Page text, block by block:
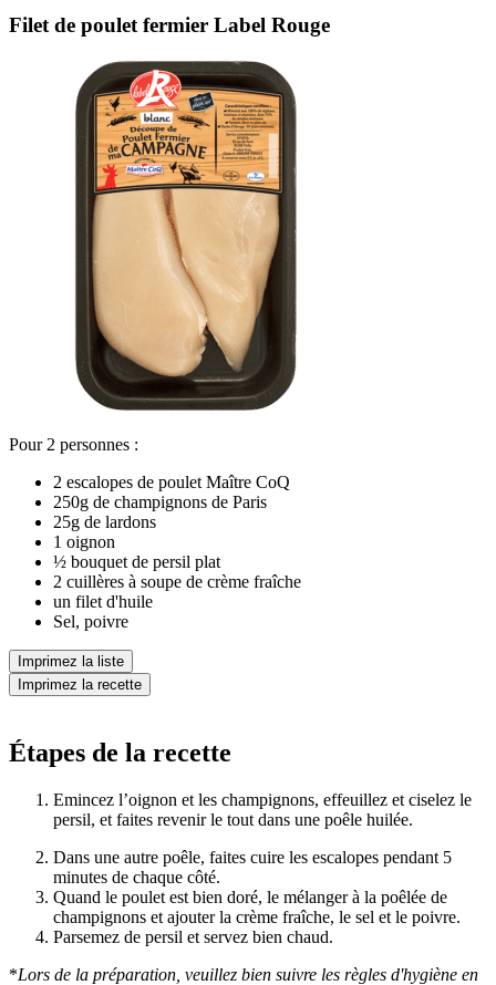
Filet de poulet fermier Label Rouge
Pour 2 personnes :
2 escalopes de poulet Maître CoQ
250g de champignons de Paris
25g de lardons
1 oignon
½ bouquet de persil plat
2 cuillères à soupe de crème fraîche
un filet d'huile
Sel, poivre
Imprimez la liste
Imprimez la recette
Étapes de la recette
Emincez l’oignon et les champignons, effeuillez et ciselez le
persil, et faites revenir le tout dans une poêle huilée.
Dans une autre poêle, faites cuire les escalopes pendant 5
minutes de chaque côté.
Quand le poulet est bien doré, le mélanger à la poêlée de
champignons et ajouter la crème fraîche, le sel et le poivre.
Parsemez de persil et servez bien chaud.
*Lors de la préparation, veuillez bien suivre les règles d'hygiène en